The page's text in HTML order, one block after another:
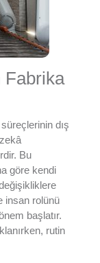
Fabrika
dış
Bu
göre kendi
insan rolünü
başlatır.
rutin